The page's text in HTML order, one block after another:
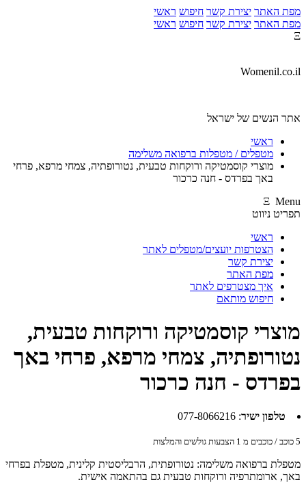
מפת האתר יצירת קשר חיפוש ראשי
מפת האתר יצירת קשר חיפוש ראשי
Ξ
Womenil.co.il
אתר הנשים של ישראל
ראשי
מטפלים / מטפלות ברפואה משלימה
מוצרי קוסמטיקה ורוקחות טבעית, נטורופתיה, צמחי מרפא, פרחי
באך בפרדס - חנה כרכור
Ξ Menu
תפריט ניווט
ראשי
הצטרפות יועצים/מטפלים לאתר
יצירת קשר
מפת האתר
איך מצטרפים לאתר
חיפוש מותאם
מוצרי קוסמטיקה ורוקחות טבעית,
נטורופתיה, צמחי מרפא, פרחי באך
בפרדס - חנה כרכור
טלפון ישיר:
077-8066216
5 כוכב / כוכבים מ 1 הצבעות גולשים והמלצות
מטפלת ברפואה משלימה: נטורופתית, הרבליסטית קלינית, מטפלת בפרחי
באך, ארומתרפיה ורוקחות טבעית גם בהתאמה אישית.